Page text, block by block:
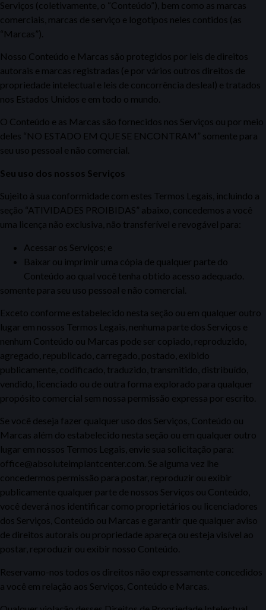
Serviços (coletivamente, o “Conteúdo”), bem como as marcas
comerciais, marcas de serviço e logotipos neles contidos (as
“Marcas”).
Nosso Conteúdo e Marcas são protegidos por leis de direitos
autorais e marcas registradas (e por vários outros direitos de
propriedade intelectual e leis de concorrência desleal) e tratados
nos Estados Unidos e em todo o mundo.
O Conteúdo e as Marcas são fornecidos nos Serviços ou por meio
deles “NO ESTADO EM QUE SE ENCONTRAM” somente para
seu uso pessoal e não comercial.
Seu uso dos nossos Serviços
Sujeito à sua conformidade com estes Termos Legais, incluindo a
seção “ATIVIDADES PROIBIDAS” abaixo, concedemos a você
uma licença não exclusiva, não transferível e revogável para:
Acessar os Serviços; e
Baixar ou imprimir uma cópia de qualquer parte do
Conteúdo ao qual você tenha obtido acesso adequado.
somente para seu uso pessoal e não comercial.
Exceto conforme estabelecido nesta seção ou em qualquer outro
lugar em nossos Termos Legais, nenhuma parte dos Serviços e
nenhum Conteúdo ou Marcas pode ser copiado, reproduzido,
agregado, republicado, carregado, postado, exibido
publicamente, codificado, traduzido, transmitido, distribuído,
vendido, licenciado ou de outra forma explorado para qualquer
propósito comercial sem nossa permissão expressa por escrito.
Se você deseja fazer qualquer uso dos Serviços, Conteúdo ou
Marcas além do estabelecido nesta seção ou em qualquer outro
lugar em nossos Termos Legais, envie sua solicitação para:
office@absoluteimplantcenter.com. Se alguma vez lhe
concedermos permissão para postar, reproduzir ou exibir
publicamente qualquer parte de nossos Serviços ou Conteúdo,
você deverá nos identificar como proprietários ou licenciadores
dos Serviços, Conteúdo ou Marcas e garantir que qualquer aviso
de direitos autorais ou propriedade apareça ou esteja visível ao
postar, reproduzir ou exibir nosso Conteúdo.
Reservamo-nos todos os direitos não expressamente concedidos
a você em relação aos Serviços, Conteúdo e Marcas.